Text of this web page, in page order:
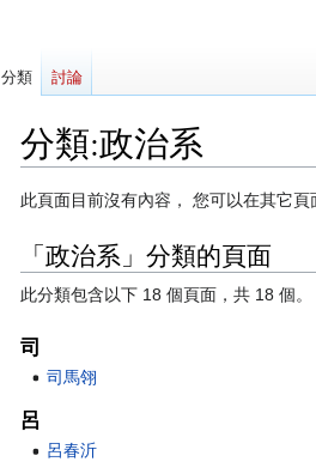
分類:政治系
跳
導
覽
跳
搜
尋
此頁面目前沒有內容， 您可以在其它
「政治系」分類的頁面
此分類包含以下 18 個頁面，共 18 個。
司
司馬翎
呂
呂春沂
分類 討論